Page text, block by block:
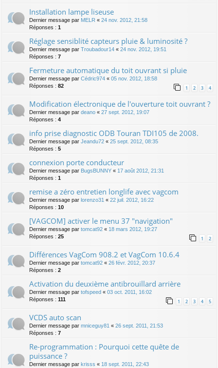
Installation lampe liseuse
Dernier message par MELR « 24 nov. 2012, 21:58
Réponses : 1
Réglage sensiblité capteurs pluie & luminosité ?
Dernier message par Troubadour14 « 24 nov. 2012, 19:51
Réponses : 7
Fermeture automatique du toit ouvrant si pluie
Dernier message par Cédric974 « 05 nov. 2012, 18:58
Réponses : 82 1 2 3 4
Modification électronique de l'ouverture toit ouvrant ?
Dernier message par deano « 27 sept. 2012, 19:07
Réponses : 4
info prise diagnostic ODB Touran TDI105 de 2008.
Dernier message par Jeandu72 « 25 sept. 2012, 08:35
Réponses : 5
connexion porte conducteur
Dernier message par BugsBUNNY « 17 août 2012, 21:31
Réponses : 1
remise a zéro entretien longlife avec vagcom
Dernier message par lorenzo31 « 22 juil. 2012, 16:22
Réponses : 10
[VAGCOM] activer le menu 37 "navigation"
Dernier message par tomcat92 « 18 mars 2012, 19:27
Réponses : 25 1 2
Différences VagCom 908.2 et VagCom 10.6.4
Dernier message par tomcat92 « 26 févr. 2012, 20:37
Réponses : 2
Activation du deuxième antibrouillard arrière
Dernier message par tofspeed « 03 oct. 2011, 16:02
Réponses : 111 1 2 3 4 5
VCDS auto scan
Dernier message par mniceguy81 « 26 sept. 2011, 21:53
Réponses : 7
Re-programmation : Pourquoi cette quête de
puissance ?
Dernier message par krisss « 18 sept. 2011, 22:43